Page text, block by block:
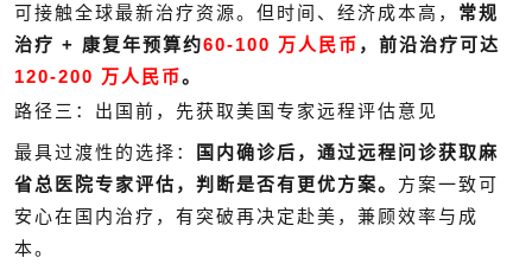
可接触全球最新治疗资源。但时间、经济成本高， 常规
治疗 + 康复年预算约60-100 万人民币 ，前沿治疗可达
120-200 万人民币。
路径三：出国前，先获取美国专家远程评估意见
最具过渡性的选择：
国内确诊后，通过远程问诊获取麻
省总医院专家评估，判断是否有更优方案。 方案一致可
安心在国内治疗，有突破再决定赴美，兼顾效率与成
本。